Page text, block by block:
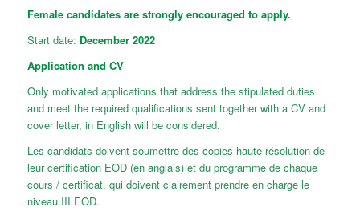
Female candidates are strongly encouraged to apply.
Start date: December 2022
Application and CV
Only motivated applications that address the stipulated duties
and meet the required qualifications sent together with a CV and
cover letter, in English will be considered.
Les candidats doivent soumettre des copies haute résolution de
leur certification EOD (en anglais) et du programme de chaque
cours / certificat, qui doivent clairement prendre en charge le
niveau III EOD.